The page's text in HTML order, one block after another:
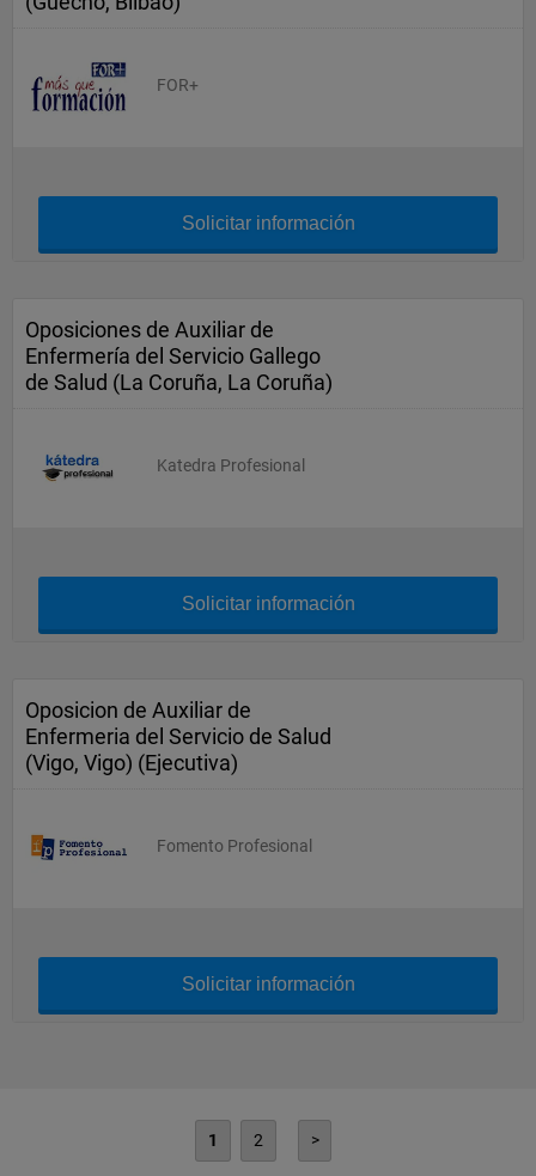
FOR+
Solicitar información
Oposiciones de Auxiliar de
Enfermería del Servicio Gallego
de Salud (La Coruña, La Coruña)
Katedra Profesional
Solicitar información
Oposicion de Auxiliar de
Enfermeria del Servicio de Salud
(Vigo, Vigo) (Ejecutiva)
Fomento Profesional
Solicitar información
1 2 >